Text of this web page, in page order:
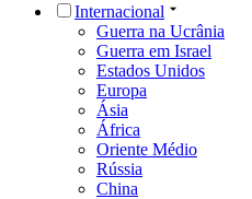
Internacional
Guerra na Ucrânia
Guerra em Israel
Estados Unidos
Europa
Ásia
África
Oriente Médio
Rússia
China